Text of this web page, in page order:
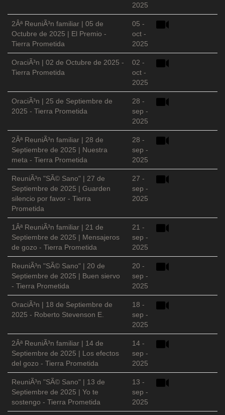
2025
2Âª ReuniÃ³n familiar | 05 de
Octubre de 2025 | El Premio -
Tierra Prometida
05 -
oct -
2025
OraciÃ³n | 02 de Octubre de 2025 -
Tierra Prometida
02 -
oct -
2025
OraciÃ³n | 25 de Septiembre de
2025 - Tierra Prometida
28 -
sep -
2025
2Âª ReuniÃ³n familiar | 28 de
Septiembre de 2025 | Nuestra
meta - Tierra Prometida
28 -
sep -
2025
ReuniÃ³n "SÃ© Sano" | 27 de
Septiembre de 2025 | Guarden
silencio por favor - Tierra
Prometida
27 -
sep -
2025
1Âª ReuniÃ³n familiar | 21 de
Septiembre de 2025 | Mensajeros
de gozo - Tierra Prometida
21 -
sep -
2025
ReuniÃ³n "SÃ© Sano" | 20 de
Septiembre de 2025 | Buen siervo
- Tierra Prometida
20 -
sep -
2025
OraciÃ³n | 18 de Septiembre de
2025 - Roberto Stevenson E.
18 -
sep -
2025
2Âª ReuniÃ³n familiar | 14 de
Septiembre de 2025 | Los efectos
del gozo - Tierra Prometida
14 -
sep -
2025
ReuniÃ³n "SÃ© Sano" | 13 de
Septiembre de 2025 | Yo te
sostengo - Tierra Prometida
13 -
sep -
2025